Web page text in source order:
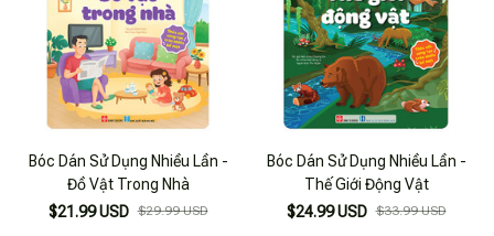
Bóc Dán Sử Dụng Nhiều Lần -
Đồ Vật Trong Nhà
$21.99 USD $29.99 USD
Bóc Dán Sử Dụng Nhiều Lần -
Thế Giới Động Vật
$24.99 USD $33.99 USD